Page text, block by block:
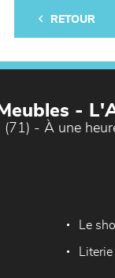
RETOUR
-
(71) - À une
Le